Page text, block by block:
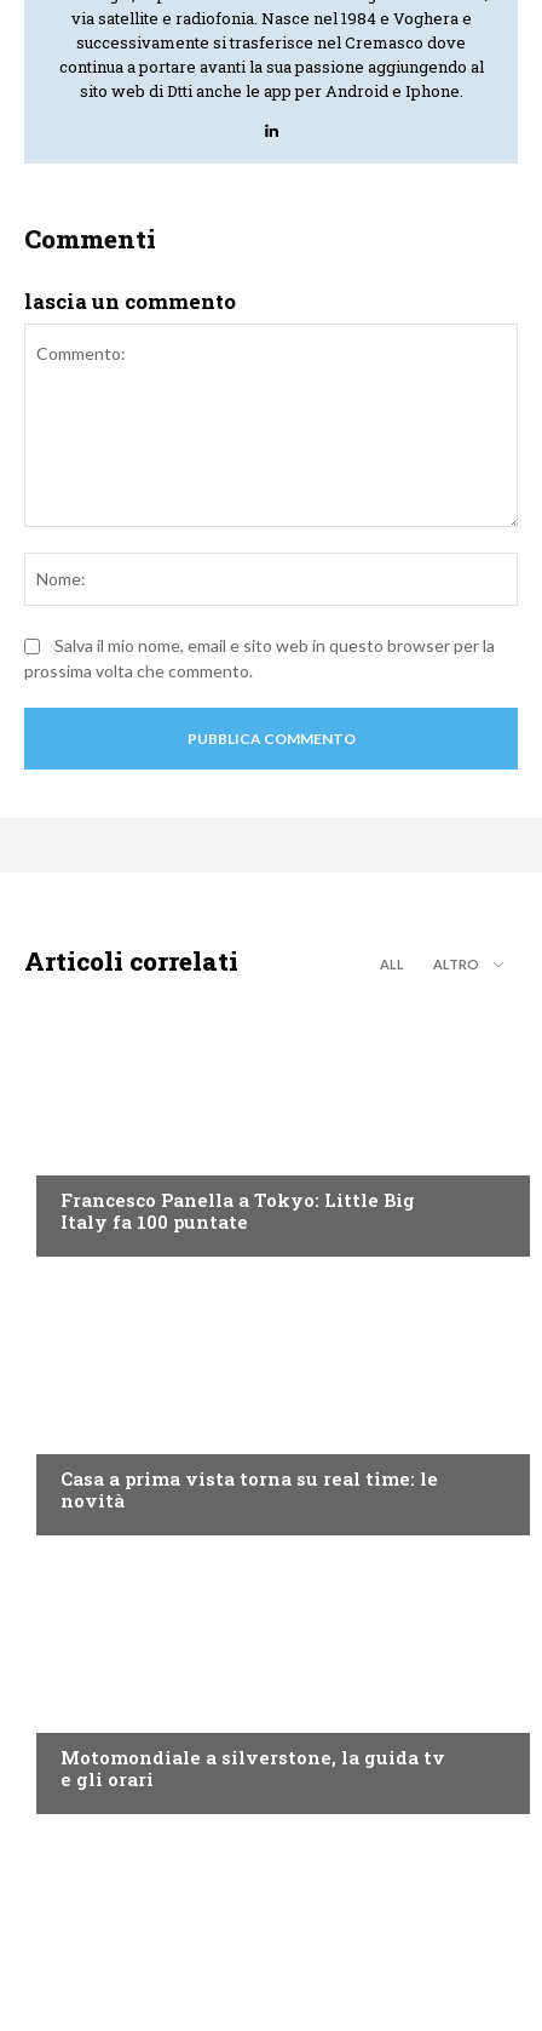
via satellite e radiofonia. Nasce nel 1984 e Voghera e
successivamente si trasferisce nel Cremasco dove
continua a portare avanti la sua passione aggiungendo al
sito web di Dtti anche le app per Android e Iphone.
Commenti
lascia un commento
Salva il mio nome, email e sito web in questo browser per la
prossima volta che commento.
Articoli correlati ALL ALTRO
Francesco Panella a Tokyo: Little Big
Italy fa 100 puntate
Casa a prima vista torna su real time: le
novità
Motomondiale a silverstone, la guida tv
e gli orari